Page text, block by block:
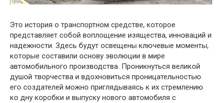
Это история о транспортном средстве, которое
представляет собой воплощение изящества, инноваций и
надежности. Здесь будут освещены ключевые моменты,
которые составили основу эволюции в мире
автомобильного производства. Проникнуться великой
душой творчества и вдохновиться проницательностью
его создателей можно приглядываясь к их стремлению
ко дну коробки и выпуску нового автомобиля с